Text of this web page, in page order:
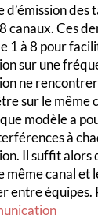
d’émission des
canaux. Ces
1 à 8 pour
sur une
ne
sur le même
modèle a
à
Il suffit alors
même canal et
entre équipes.